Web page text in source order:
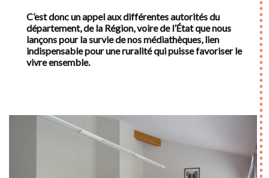
C’est donc un appel aux différentes autorités du
département, de la Région, voire de l’État que nous
lançons pour la survie de nos médiathèques, lien
indispensable pour une ruralité qui puisse favoriser le
vivre ensemble.